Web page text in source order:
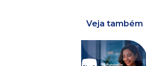
Veja também